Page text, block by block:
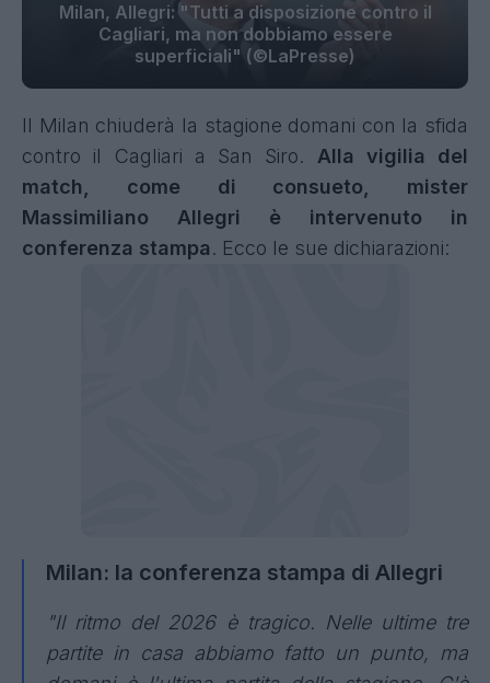
Milan, Allegri: "Tutti a disposizione contro il
Cagliari, ma non dobbiamo essere
superficiali" (©LaPresse)
Il Milan chiuderà la stagione domani con la sfida
contro il Cagliari a San Siro. Alla vigilia del
match, come di consueto, mister
Massimiliano Allegri è intervenuto in
conferenza stampa. Ecco le sue dichiarazioni:
Milan: la conferenza stampa di Allegri
"Il ritmo del 2026 è tragico. Nelle ultime tre
partite in casa abbiamo fatto un punto, ma